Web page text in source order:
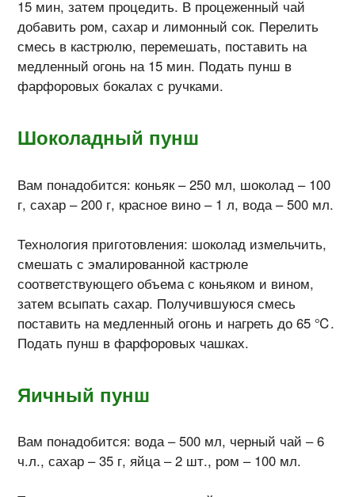
15 мин, затем процедить. В процеженный чай
добавить ром, сахар и лимонный сок. Перелить
смесь в кастрюлю, перемешать, поставить на
медленный огонь на 15 мин. Подать пунш в
фарфоровых бокалах с ручками.
Шоколадный пунш
Вам понадобится: коньяк – 250 мл, шоколад – 100
г, сахар – 200 г, красное вино – 1 л, вода – 500 мл.
Технология приготовления: шоколад измельчить,
смешать с эмалированной кастрюле
соответствующего объема с коньяком и вином,
затем всыпать сахар. Получившуюся смесь
поставить на медленный огонь и нагреть до 65 ℃.
Подать пунш в фарфоровых чашках.
Яичный пунш
Вам понадобится: вода – 500 мл, черный чай – 6
ч.л., сахар – 35 г, яйца – 2 шт., ром – 100 мл.